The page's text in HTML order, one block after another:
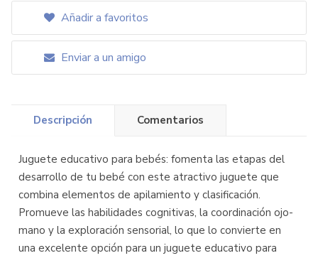
Añadir a favoritos
Enviar a un amigo
Descripción Comentarios
Juguete educativo para bebés: fomenta las etapas del
desarrollo de tu bebé con este atractivo juguete que
combina elementos de apilamiento y clasificación.
Promueve las habilidades cognitivas, la coordinación ojo-
mano y la exploración sensorial, lo que lo convierte en
una excelente opción para un juguete educativo para